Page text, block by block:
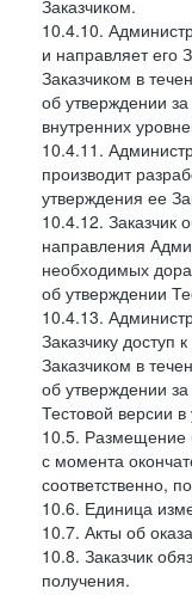
Заказчиком.
10.4.10.
и направляет его
Заказчиком в
об утверждении
внутренних
10.4.11.
производит
утверждения ее
10.4.12. Заказчик
направления
необходимых
об утверждении
10.4.13.
Заказчику доступ
Заказчиком в
об утверждении
Тестовой версии
10.5. Размещение
с момента
соответственно,
10.6. Единица
10.7. Акты об
10.8. Заказчик
получения.